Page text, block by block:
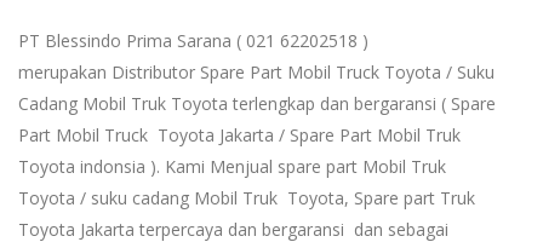
PT Blessindo Prima Sarana ( 021 62202518 )
merupakan Distributor Spare Part Mobil Truck Toyota / Suku
Cadang Mobil Truk Toyota terlengkap dan bergaransi ( Spare
Part Mobil Truck Toyota Jakarta / Spare Part Mobil Truk
Toyota indonsia ). Kami Menjual spare part Mobil Truk
Toyota / suku cadang Mobil Truk Toyota, Spare part Truk
Toyota Jakarta terpercaya dan bergaransi dan sebagai